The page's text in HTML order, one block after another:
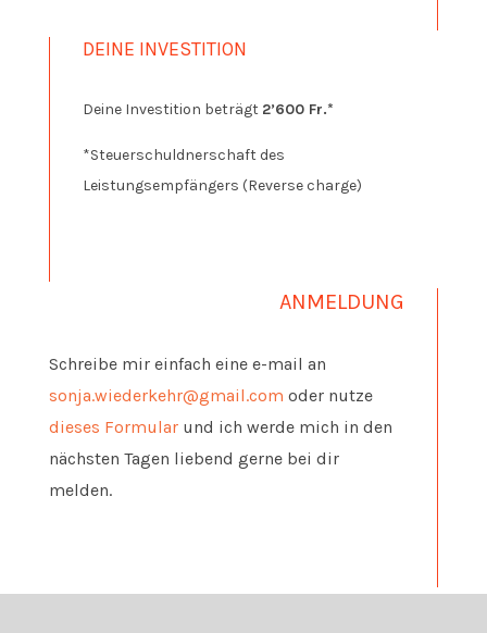
DEINE INVESTITION
Deine Investition beträgt 2’600 Fr.*
*Steuerschuldnerschaft des
Leistungsempfängers (Reverse charge)
ANMELDUNG
Schreibe mir einfach eine e-mail an
sonja.wiederkehr@gmail.com oder nutze
dieses Formularund ich werde mich in den
nächsten Tagen liebend gerne bei dir
melden.